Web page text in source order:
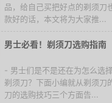
品，给自己买把好点的剃须刀
款好的话，本文将为大家推...
男士必看！剃须刀选购指南
- 男士们是不是还在为怎么选
剃须刀？下面小编就从剃须刀
刀的选购技巧三个方面告...